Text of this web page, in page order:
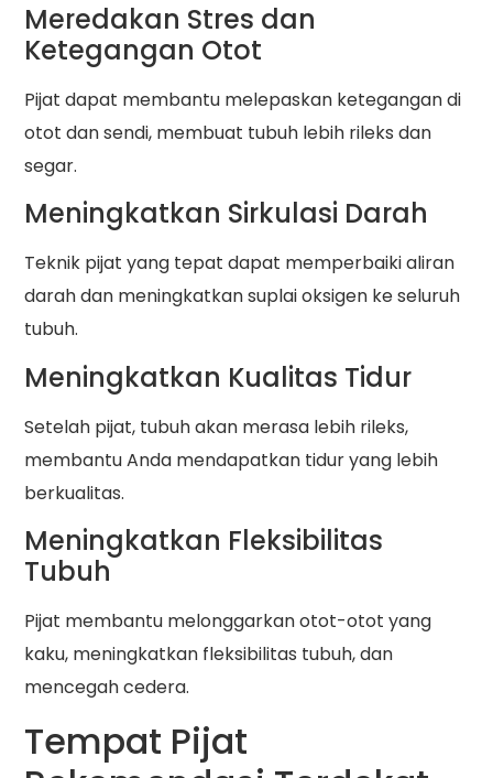
Meredakan Stres dan
Ketegangan Otot
Pijat dapat membantu melepaskan ketegangan di
otot dan sendi, membuat tubuh lebih rileks dan
segar.
Meningkatkan Sirkulasi Darah
Teknik pijat yang tepat dapat memperbaiki aliran
darah dan meningkatkan suplai oksigen ke seluruh
tubuh.
Meningkatkan Kualitas Tidur
Setelah pijat, tubuh akan merasa lebih rileks,
membantu Anda mendapatkan tidur yang lebih
berkualitas.
Meningkatkan Fleksibilitas
Tubuh
Pijat membantu melonggarkan otot-otot yang
kaku, meningkatkan fleksibilitas tubuh, dan
mencegah cedera.
Tempat Pijat